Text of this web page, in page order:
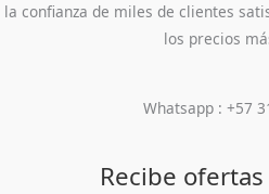
la confianza de miles de clientes
los precios
Whatsapp : +57
Recibe